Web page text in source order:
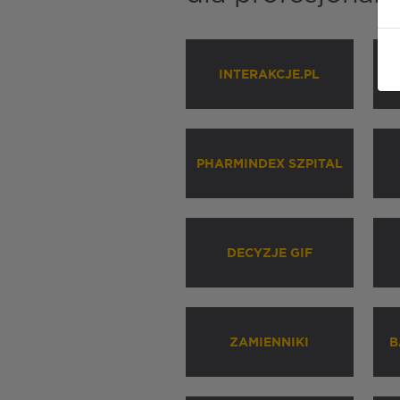
INTERAKCJE.PL
PHARMINDEX SZPITAL
DECYZJE GIF
ZAMIENNIKI